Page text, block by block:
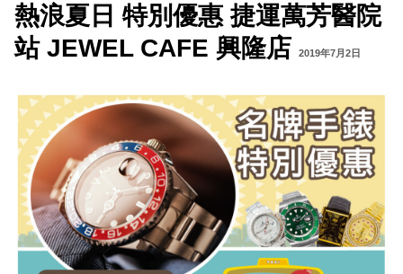
熱浪夏日 特別優惠 捷運萬芳醫院
站 JEWEL CAFE 興隆店
2019年7月2日